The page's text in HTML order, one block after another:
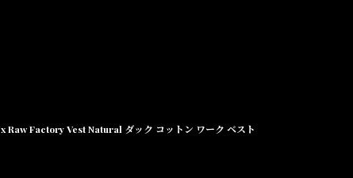
x Raw Factory Vest Natural ダック コットン ワーク ベスト